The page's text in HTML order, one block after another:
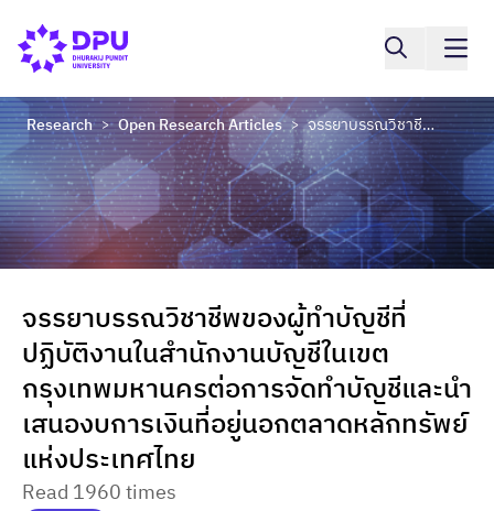
Research > Open Research Articles > จรรยาบรรณวิชาชีพของผู้ทำบัญชีที่ปฏิบัติงานในสำนักงานบัญชีในเขตกรุงเทพมหานครต่อการจัดทำบัญชีและนำเสนองบการเงินที่อยู่นอกตลาดหลักทรัพย์แห่งประเทศไทย
จรรยาบรรณวิชาชีพของผู้ทำบัญชีที่
ปฏิบัติงานในสำนักงานบัญชีในเขต
กรุงเทพมหานครต่อการจัดทำบัญชีและนำ
เสนองบการเงินที่อยู่นอกตลาดหลักทรัพย์
แห่งประเทศไทย
Read 1960 times